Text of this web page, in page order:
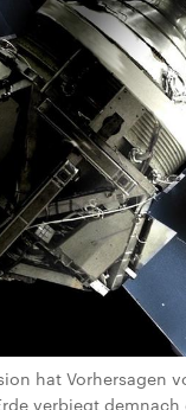
hat
verbiegt